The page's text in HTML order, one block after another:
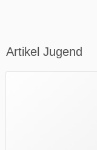
Artikel Jugend